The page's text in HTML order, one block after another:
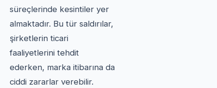
süreçlerinde kesintiler yer
almaktadır. Bu tür saldırılar,
şirketlerin ticari
faaliyetlerini tehdit
ederken, marka itibarına da
ciddi zararlar verebilir.